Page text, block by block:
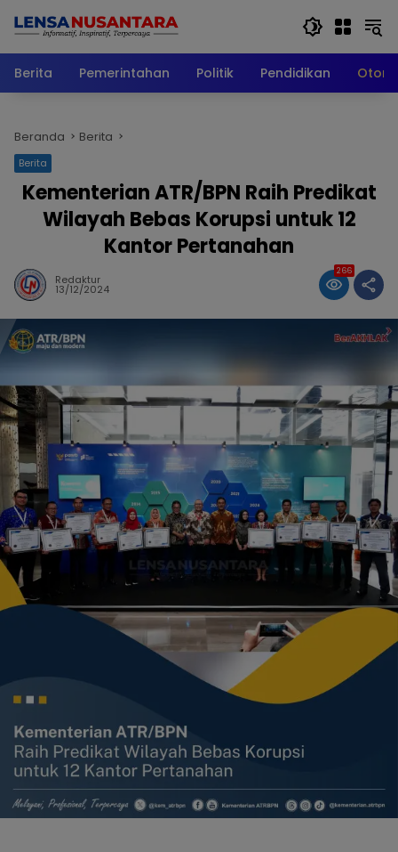
Berita
Pemerintahan Politik Pendidikan
Beranda Berita
Berita
Kementerian ATR/BPN Raih Predikat
Wilayah Bebas Korupsi untuk 12
Kantor Pertanahan
Redaktur
13/12/2024
266